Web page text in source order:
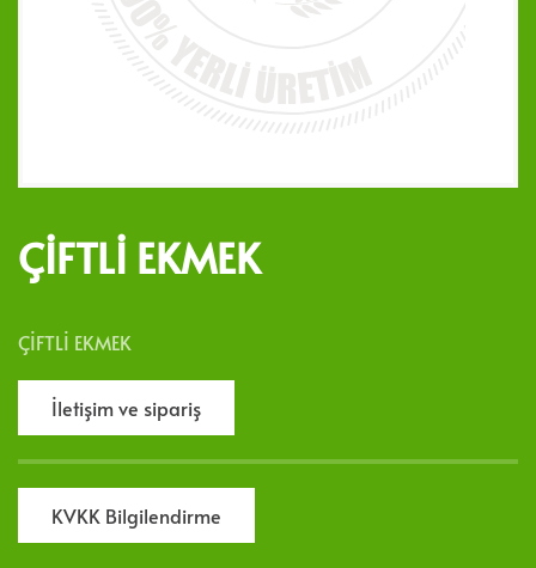
ÇİFTLİ EKMEK
ÇİFTLİ EKMEK
İletişim ve sipariş
KVKK Bilgilendirme